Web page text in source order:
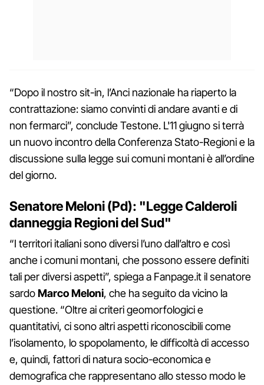
“Dopo il nostro sit-in, l’Anci nazionale ha riaperto la
contrattazione: siamo convinti di andare avanti e di
non fermarci”, conclude Testone. L'11 giugno si terrà
un nuovo incontro della Conferenza Stato-Regioni e la
discussione sulla legge sui comuni montani è all’ordine
del giorno.
Senatore Meloni (Pd): "Legge Calderoli
danneggia Regioni del Sud"
“I territori italiani sono diversi l’uno dall’altro e così
anche i comuni montani, che possono essere definiti
tali per diversi aspetti”, spiega a Fanpage.it il senatore
sardoMarco Meloni, che ha seguito da vicino la
questione. “Oltre ai criteri geomorfologici e
quantitativi, ci sono altri aspetti riconoscibili come
l’isolamento, lo spopolamento, le difficoltà di accesso
e, quindi, fattori di natura socio-economica e
demografica che rappresentano allo stesso modo le